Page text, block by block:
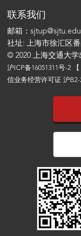
联系我们
邮箱：
社址: 上海市徐汇区
© 2020 上海交通大学
沪ICP备16051311号-2
信业务经营许可证 沪B2-